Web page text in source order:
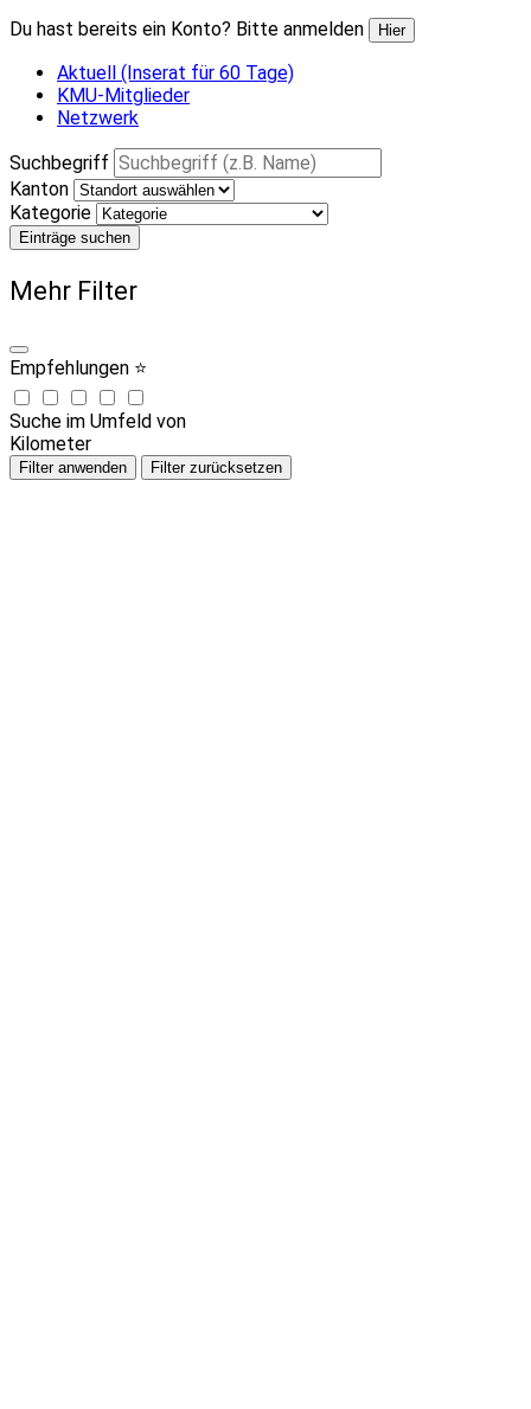
Du hast bereits ein Konto? Bitte anmelden
Hier
Aktuell (Inserat für 60 Tage)
KMU-Mitglieder
Netzwerk
Suchbegriff
Kanton
Kategorie
Einträge suchen
Mehr Filter
Empfehlungen ⭐
Suche im Umfeld von
Kilometer
Filter anwenden Filter zurücksetzen